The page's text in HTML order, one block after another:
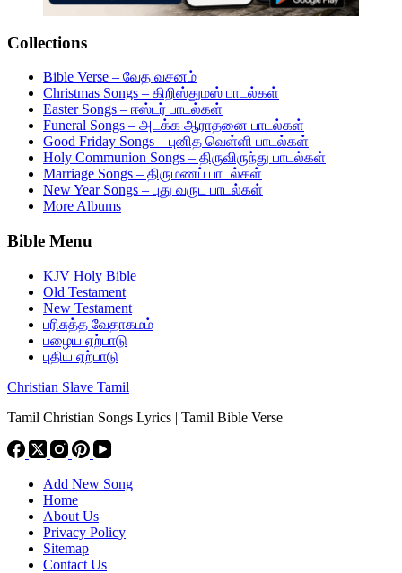
Collections
Bible Verse – வேத வசனம்
Christmas Songs – கிறிஸ்துமஸ் பாடல்கள்
Easter Songs – ஈஸ்டர் பாடல்கள்
Funeral Songs – அடக்க ஆராதனை பாடல்கள்
Good Friday Songs – புனித வெள்ளி பாடல்கள்
Holy Communion Songs – திருவிருந்து பாடல்கள்
Marriage Songs – திருமணப் பாடல்கள்
New Year Songs – புது வருட பாடல்கள்
More Albums
Bible Menu
KJV Holy Bible
Old Testament
New Testament
பரிசுத்த வேதாகமம்
பழைய ஏற்பாடு
புதிய ஏற்பாடு
Christian Slave Tamil
Tamil Christian Songs Lyrics | Tamil Bible Verse
Add New Song
Home
About Us
Privacy Policy
Sitemap
Contact Us